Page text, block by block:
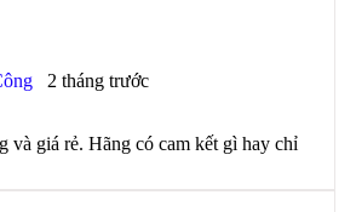
2 tháng trước
và giá rẻ. Hãng có cam kết gì hay chỉ